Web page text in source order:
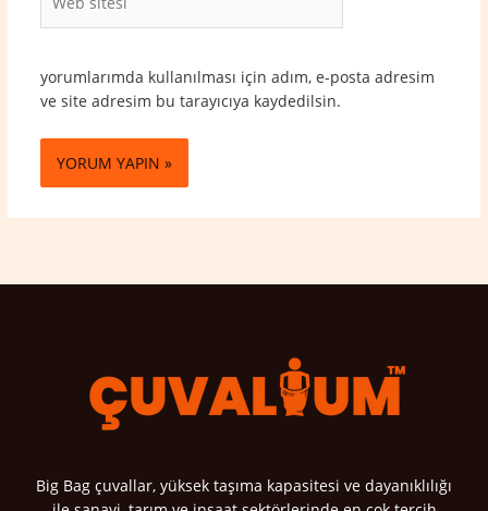
sitesi
yorumlarımda kullanılması için adım, e-posta adresim
ve site adresim bu tarayıcıya kaydedilsin.
Big Bag çuvallar, yüksek taşıma kapasitesi ve dayanıklılığı